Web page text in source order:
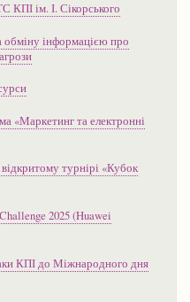
КПІ ім. І. Сікорського
обміну інформацією про
«Маркетинг та електронні
турнірі «Кубок
2025 (Huawei
КПІ до Міжнародного дня